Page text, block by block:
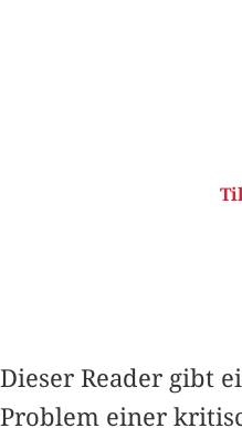
Dieser Reader gibt
Problem einer